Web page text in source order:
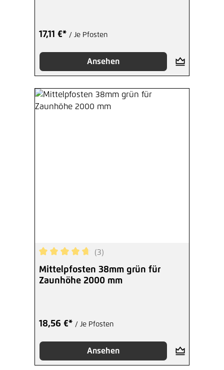
17,11 €* / Je Pfosten
Ansehen
Durchschnittliche Bewertung von 4.67 von 5
(3)
Mittelpfosten 38mm grün für
Zaunhöhe 2000 mm
18,56 €* / Je Pfosten
Ansehen